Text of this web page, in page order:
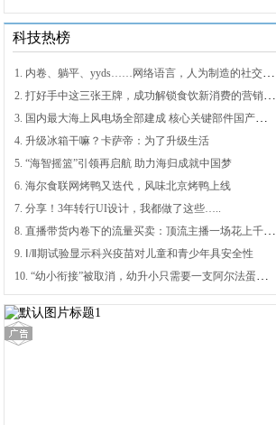
科技热榜
1. 内卷、躺平、yyds……网络语言，人为制造的社交屏障？
2. 打好手中这三张王牌，成功解锁食饮新消费的营销密码
3. 国内最大海上风电场全部建成 核心关键部件国产化攻关未来可期
4. 升级冰箱干嘛？卡萨帝：为了升级生活
5. “海智摇篮”引领再启航 助力海归成就中国梦
6. 海尔食联网烤鸭又迭代，风味北京烤鸭上线
7. 分享！3年转行UI设计，我都做了这些…..
8. 直播带货内卷下的流量买卖：顶流主播一场花上千万元，红利消退焦虑暴增
9. Ⅰ/Ⅱ期试验显示科兴疫苗对儿童和青少年具安全性
10. “幼小衔接”被取消，幼升小只需要一支阿尔法蛋词典笔